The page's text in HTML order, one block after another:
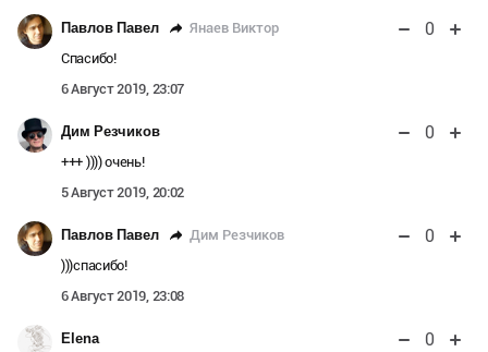
Павлов Павел Янаев Виктор 0
Спасибо!
6 Август 2019, 23:07
Дим Резчиков 0
+++ )))) очень!
5 Август 2019, 20:02
Павлов Павел Дим Резчиков 0
)))спасибо!
6 Август 2019, 23:08
Elena 0